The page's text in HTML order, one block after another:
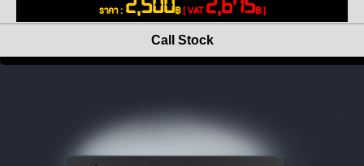
ราคา : 2,500฿[ VAT2,675฿ ]
Call Stock